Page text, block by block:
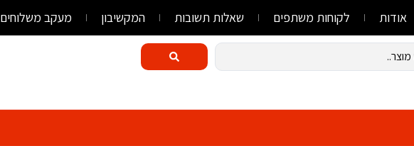
אודות לקוחות משתפים שאלות תשובות המקשיבון מעקב משלוחים